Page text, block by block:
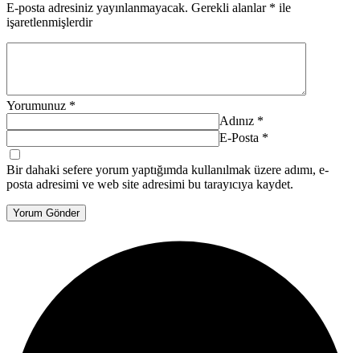
E-posta adresiniz yayınlanmayacak. Gerekli alanlar * ile
işaretlenmişlerdir
Yorumunuz *
Adınız *
E-Posta *
Bir dahaki sefere yorum yaptığımda kullanılmak üzere adımı, e-
posta adresimi ve web site adresimi bu tarayıcıya kaydet.
Yorum Gönder